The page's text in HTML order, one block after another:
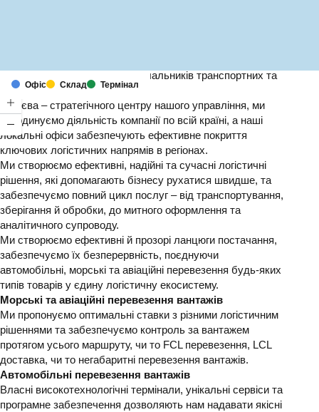
Офіс Склад Термінал
DSV– один із провідних постачальників транспортних та
логістичних послуг в Україні.
З Києва – стратегічного центру нашого управління, ми
координуємо діяльність компанії по всій країні, а наші
локальні офіси забезпечують ефективне покриття
ключових логістичних напрямів в регіонах.
Ми створюємо ефективні, надійні та сучасні логістичні
рішення, які допомагають бізнесу рухатися швидше, та
забезпечуємо повний цикл послуг – від транспортування,
зберігання й обробки, до митного оформлення та
аналітичного супроводу.
Ми створюємо ефективні й прозорі ланцюги постачання,
забезпечуємо їх безперервність, поєднуючи
автомобільні, морські та авіаційні перевезення будь-яких
типів товарів у єдину логістичну екосистему.
Морські та авіаційні перевезення вантажів
Ми пропонуємо оптимальні ставки з різними логістичним
рішеннями та забезпечуємо контроль за вантажем
протягом усього маршруту, чи то FCL перевезення, LCL
доставка, чи то негабаритні перевезення вантажів.
Автомобільні перевезення вантажів
Власні високотехнологічні термінали, унікальні сервіси та
програмне забезпечення дозволяють нам надавати якісні